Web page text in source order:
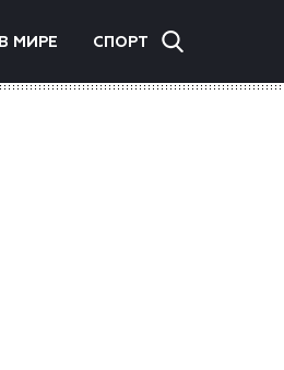
В МИРЕ СПОРТ